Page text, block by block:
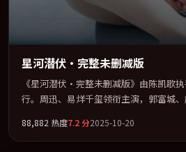
星河潜伏·完整未删减版
《星河潜伏·完整未删减版》由陈凯歌
行。周迅、易烊千玺领衔主演，郭富城
「战争」类型为骨架，在叙事、表演与视
2025-07-15 在内地院线及主流平台同步
88,882 热度7.2分2025-10-20